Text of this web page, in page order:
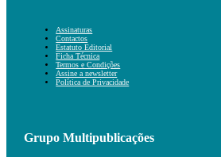
Assinaturas
Contactos
Estatuto Editorial
Ficha Técnica
Termos e Condições
Assine a newsletter
Política de Privacidade
Grupo Multipublicações